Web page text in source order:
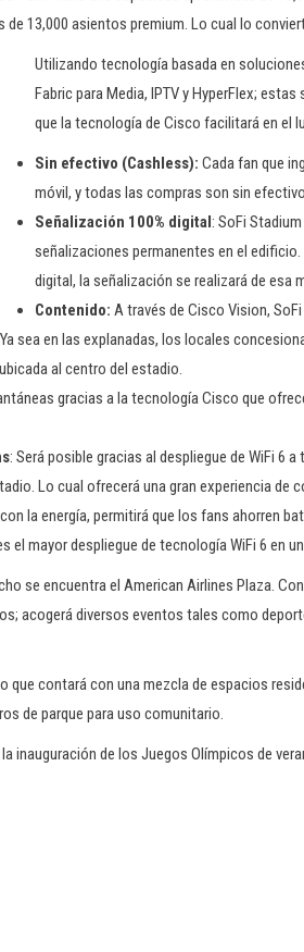
13,000 asientos premium. Lo cual lo
Utilizando tecnología basada en
Fabric para Media, IPTV y HyperFlex;
que la tecnología de Cisco facilitará en el
Sin efectivo (Cashless): Cada fan que
móvil, y todas las compras son sin
Señalización 100% digital: SoFi
señalizaciones permanentes en el
digital, la señalización se realizará de esa
Contenido: A través de Cisco Vision,
sea en las explanadas, los locales
al centro del estadio.
gracias a la tecnología Cisco que
: Será posible gracias al despliegue de WiFi 6 a
Lo cual ofrecerá una gran experiencia de
la energía, permitirá que los fans ahorren
el mayor despliegue de tecnología WiFi 6 en
se encuentra el American Airlines Plaza.
acogerá diversos eventos tales como
contará con una mezcla de espacios
de parque para uso comunitario.
inauguración de los Juegos Olímpicos de